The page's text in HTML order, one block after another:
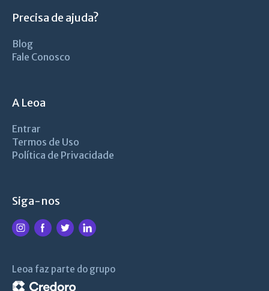
Precisa de ajuda?
Blog
Fale Conosco
A Leoa
Entrar
Termos de Uso
Política de Privacidade
Siga-nos
Leoa faz parte do grupo